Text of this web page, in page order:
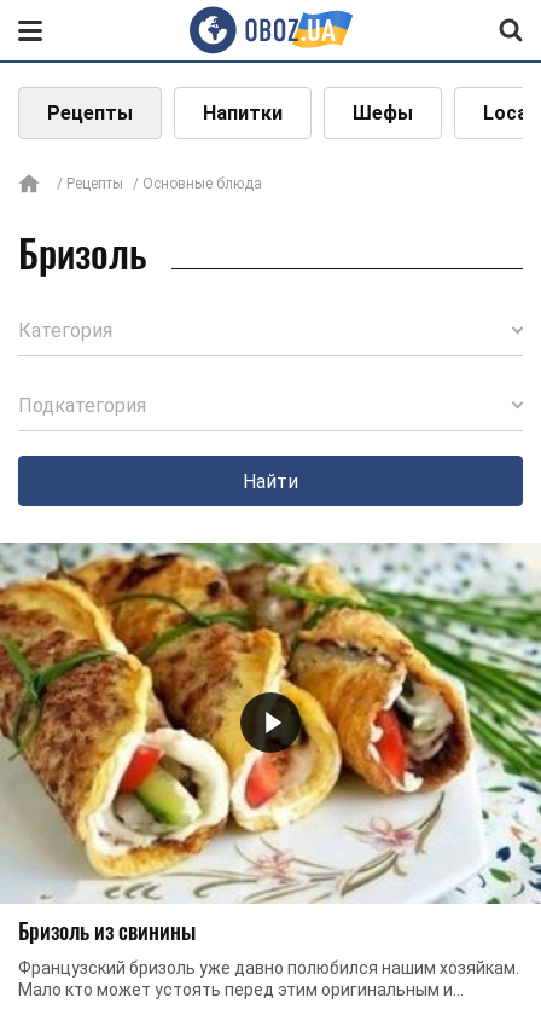
Рецепты Напитки Шефы Local
Рецепты Основные блюда
Бризоль
Категория
Подкатегория
Найти
Бризоль из свинины
Французский бризоль уже давно полюбился нашим хозяйкам.
Мало кто может устоять перед этим оригинальным и